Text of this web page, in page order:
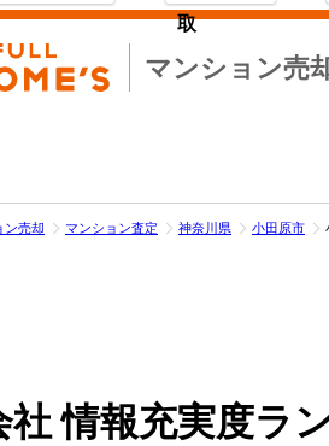
マンション売
取
ン売却 マンション査定 神奈川県 小田原市
情報充実度ラ